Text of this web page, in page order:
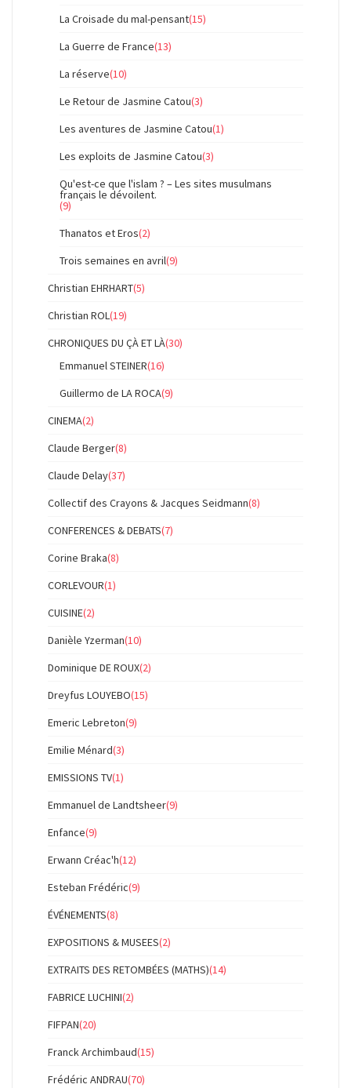
La Croisade du mal-pensant(15)
La Guerre de France(13)
La réserve(10)
Le Retour de Jasmine Catou(3)
Les aventures de Jasmine Catou(1)
Les exploits de Jasmine Catou(3)
Qu'est-ce que l'islam ? – Les sites musulmans
français le dévoilent.
(9)
Thanatos et Eros(2)
Trois semaines en avril(9)
Christian EHRHART(5)
Christian ROL(19)
CHRONIQUES DU ÇÀ ET LÀ(30)
Emmanuel STEINER(16)
Guillermo de LA ROCA(9)
CINEMA(2)
Claude Berger(8)
Claude Delay(37)
Collectif des Crayons & Jacques Seidmann(8)
CONFERENCES & DEBATS(7)
Corine Braka(8)
CORLEVOUR(1)
CUISINE(2)
Danièle Yzerman(10)
Dominique DE ROUX(2)
Dreyfus LOUYEBO(15)
Emeric Lebreton(9)
Emilie Ménard(3)
EMISSIONS TV(1)
Emmanuel de Landtsheer(9)
Enfance(9)
Erwann Créac'h(12)
Esteban Frédéric(9)
ÉVÉNEMENTS(8)
EXPOSITIONS & MUSEES(2)
EXTRAITS DES RETOMBÉES (MATHS)(14)
FABRICE LUCHINI(2)
FIFPAN(20)
Franck Archimbaud(15)
Frédéric ANDRAU(70)